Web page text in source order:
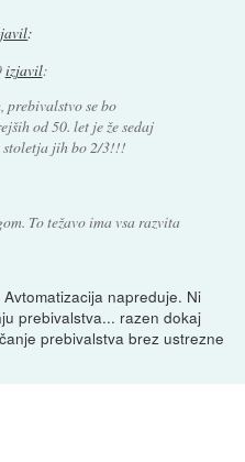
:
izjavil:
prebivalstvo se bo
od 50. let je že sedaj
stoletja jih bo 2/3!!!
To težavo ima vsa razvita
napreduje. Ni
prebivalstva... razen dokaj
prebivalstva brez ustrezne